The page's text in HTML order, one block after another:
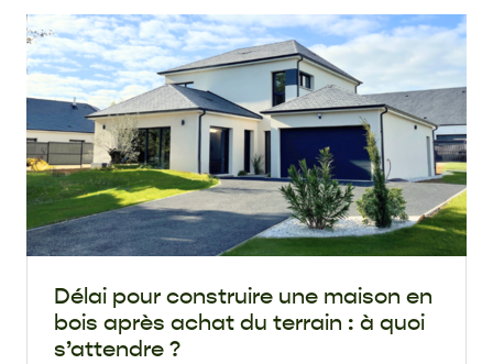
Délai pour construire une maison en
bois après achat du terrain : à quoi
s’attendre ?